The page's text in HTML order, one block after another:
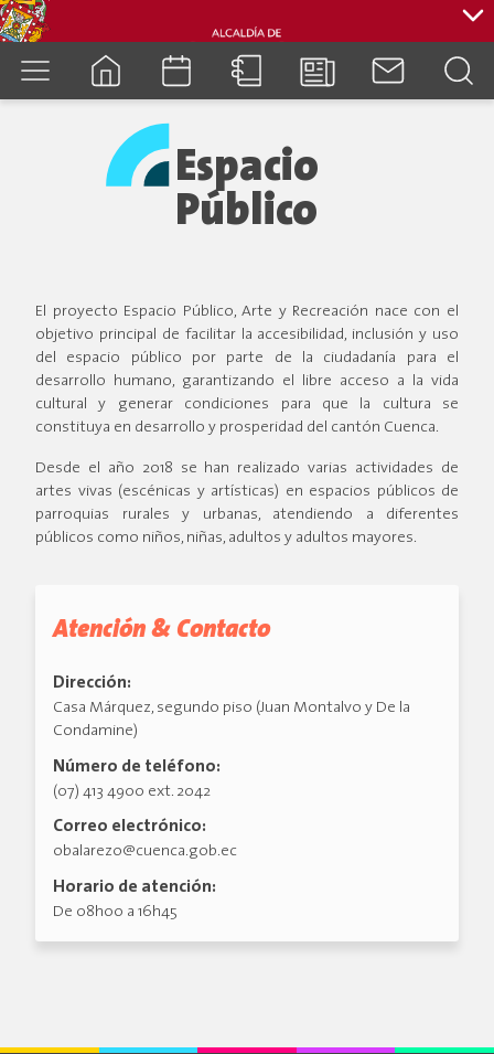
Espacio
Público
El proyecto Espacio Público, Arte y Recreación nace con el
objetivo principal de facilitar la accesibilidad, inclusión y uso
del espacio público por parte de la ciudadanía para el
desarrollo humano, garantizando el libre acceso a la vida
cultural y generar condiciones para que la cultura se
constituya en desarrollo y prosperidad del cantón Cuenca.
Desde el año 2018 se han realizado varias actividades de
artes vivas (escénicas y artísticas) en espacios públicos de
parroquias rurales y urbanas, atendiendo a diferentes
públicos como niños, niñas, adultos y adultos mayores.
Atención & Contacto
Dirección:
Casa Márquez, segundo piso (Juan Montalvo y De la
Condamine)
Número de teléfono:
(07) 413 4900 ext. 2042
Correo electrónico:
obalarezo@cuenca.gob.ec
Horario de atención:
De 08h00 a 16h45